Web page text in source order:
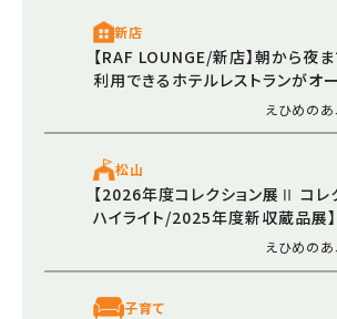
新店
【RAF LOUNGE/新店】朝から夜
利用できるホテルレストランがオ
（2026/5/30 愛媛/松山市）えひめの
松山
【2026年度コレクション展Ⅱ コレ
ハイライト/2025年度新収蔵品展
術館で新たなアートと出会う感動
えひめの
子育て